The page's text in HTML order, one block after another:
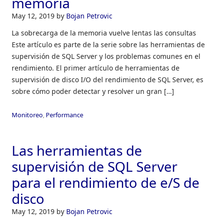
May 12, 2019 by Bojan Petrovic
La sobrecarga de la memoria vuelve lentas las consultas
Este artículo es parte de la serie sobre las herramientas de
supervisión de SQL Server y los problemas comunes en el
rendimiento. El primer artículo de herramientas de
supervisión de disco I/O del rendimiento de SQL Server, es
sobre cómo poder detectar y resolver un gran […]
Monitoreo, Performance
Las herramientas de
supervisión de SQL Server
para el rendimiento de e/S de
disco
May 12, 2019 by Bojan Petrovic